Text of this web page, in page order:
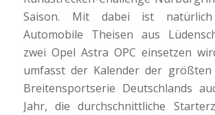
Saison. Mit dabei ist
Automobile Theisen aus
zwei Opel Astra OPC einsetzen
umfasst der Kalender der
Breitensportserie Deutschlands
Jahr, die durchschnittliche